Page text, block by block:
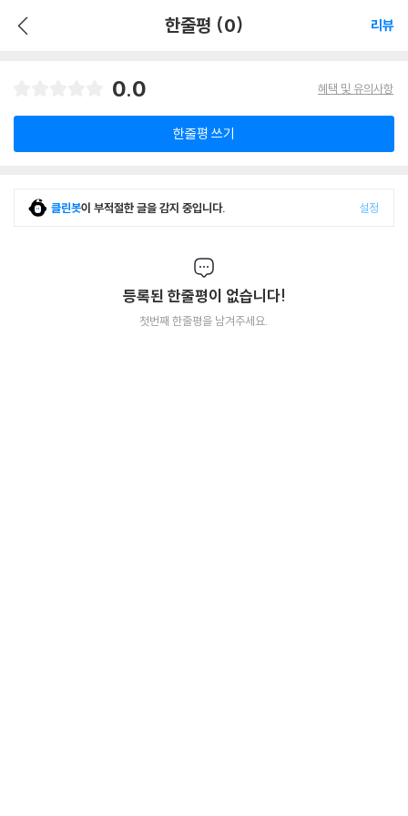
한줄평 (0) 리뷰
0.0 혜택 및 유의사항
한줄평 쓰기
클린봇이 부적절한 글을 감지 중입니다. 설정
등록된 한줄평이 없습니다!
첫번째 한줄평을 남겨주세요.